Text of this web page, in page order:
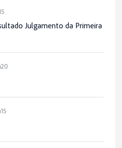
Julgamento da Primeira